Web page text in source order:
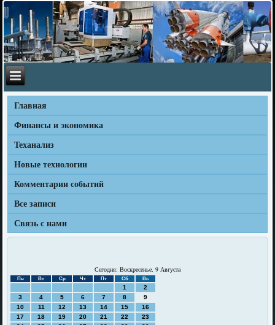
Главная
Финансы и экономика
Теханализ
Новые технологии
Комментарии событий
Все записи
Связь с нами
Сегодня: Воскресенье, 9 Августа
Пн Вт Ср Чт Пт Сб Вс
1
2
3
4 5 6 7 8
9
10
11 12 13 14 15
16
17
18 19 20 21 22
23